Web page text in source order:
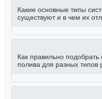
Какие основные типы
существуют и в чем их
Как правильно подобрать
полива для разных типов